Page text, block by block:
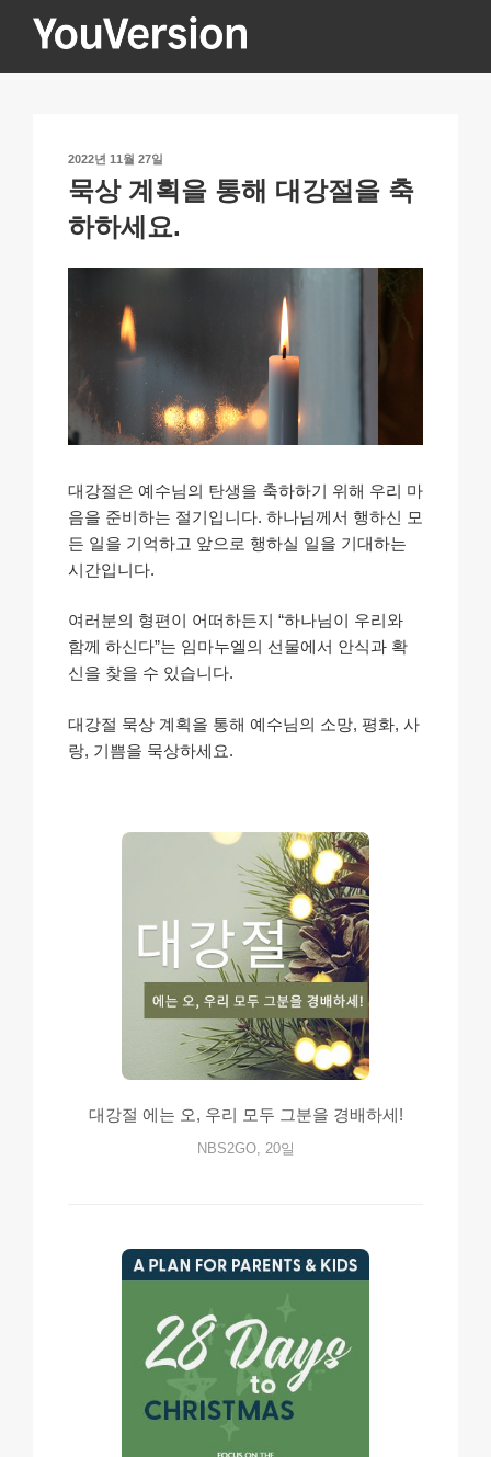
YOUVERSION
작
성
일
자
2022년 11월 27일
묵상 계획을 통해 대강절을 축
하하세요.
대강절은 예수님의 탄생을 축하하기 위해 우리 마
음을 준비하는 절기입니다. 하나님께서 행하신 모
든 일을 기억하고 앞으로 행하실 일을 기대하는
시간입니다.
여러분의 형편이 어떠하든지 “하나님이 우리와
함께 하신다”는 임마누엘의 선물에서 안식과 확
신을 찾을 수 있습니다.
대강절 묵상 계획을 통해 예수님의 소망, 평화, 사
랑, 기쁨을 묵상하세요.
대강절 에는 오, 우리 모두 그분을 경배하세!
NBS2GO, 20일